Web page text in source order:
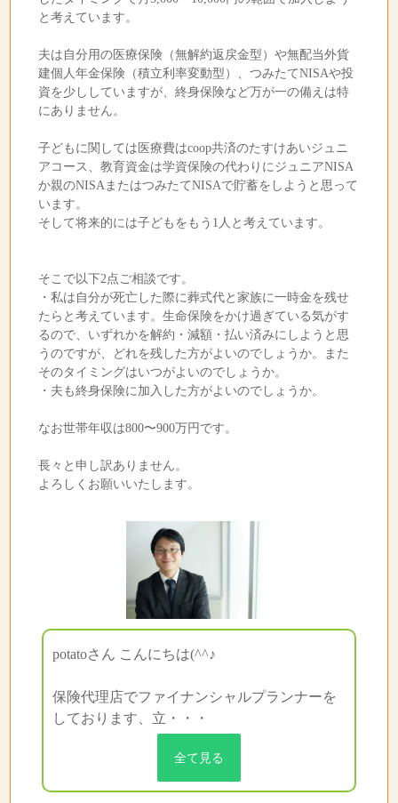
と考えています。
夫は自分用の医療保険（無解約返戻金型）や無配当外貨
建個人年金保険（積立利率変動型）、つみたてNISAや投
資を少ししていますが、終身保険など万が一の備えは特
にありません。
子どもに関しては医療費はcoop共済のたすけあいジュニ
アコース、教育資金は学資保険の代わりにジュニアNISA
か親のNISAまたはつみたてNISAで貯蓄をしようと思って
います。
そして将来的には子どもをもう1人と考えています。
そこで以下2点ご相談です。
・私は自分が死亡した際に葬式代と家族に一時金を残せ
たらと考えています。生命保険をかけ過ぎている気がす
るので、いずれかを解約・減額・払い済みにしようと思
うのですが、どれを残した方がよいのでしょうか。また
そのタイミングはいつがよいのでしょうか。
・夫も終身保険に加入した方がよいのでしょうか。
なお世帯年収は800〜900万円です。
長々と申し訳ありません。
よろしくお願いいたします。
potatoさん こんにちは(^^♪
保険代理店でファイナンシャルプランナーを
しております、立・・・
全て見る